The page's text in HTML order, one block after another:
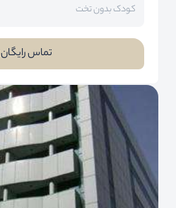
کودک بدون تخت
تماس رایگان